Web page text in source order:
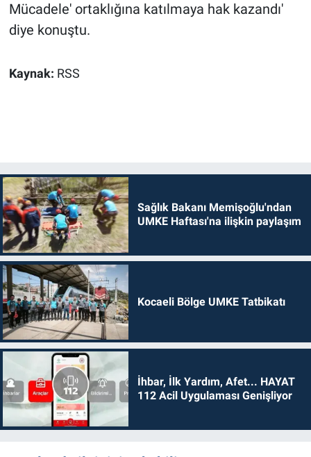
Mücadele' ortaklığına katılmaya hak kazandı'
diye konuştu.
Kaynak: RSS
Sağlık Bakanı Memişoğlu'ndan
UMKE Haftası'na ilişkin paylaşım
Kocaeli Bölge UMKE Tatbikatı
İhbar, İlk Yardım, Afet... HAYAT
112 Acil Uygulaması Genişliyor